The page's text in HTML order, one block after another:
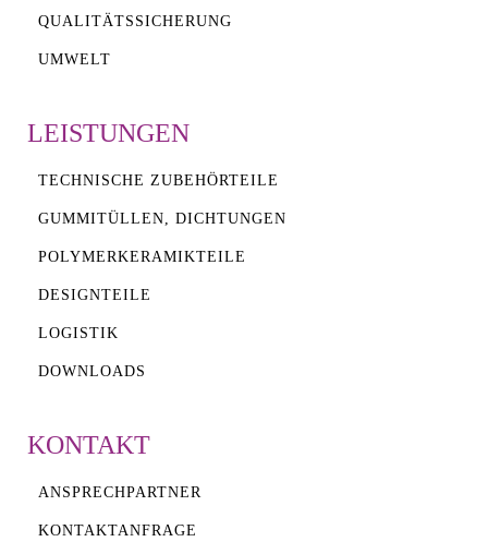
QUALITÄTSSICHERUNG
UMWELT
LEISTUNGEN
TECHNISCHE ZUBEHÖRTEILE
GUMMITÜLLEN, DICHTUNGEN
POLYMERKERAMIKTEILE
DESIGNTEILE
LOGISTIK
DOWNLOADS
KONTAKT
ANSPRECHPARTNER
KONTAKTANFRAGE